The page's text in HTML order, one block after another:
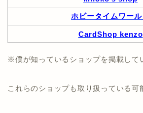
ホビータイムワール
CardShop kenzo
※僕が知っているショップを掲載して
これらのショップも取り扱っている可